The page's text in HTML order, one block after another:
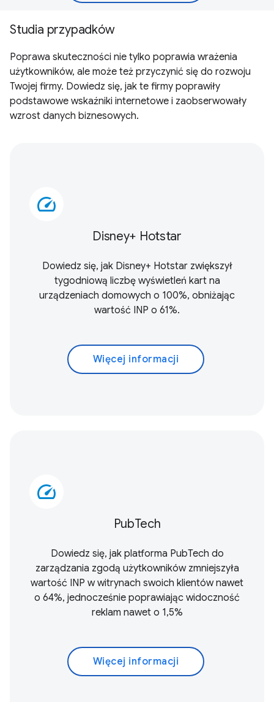
Studia przypadków
Poprawa skuteczności nie tylko poprawia wrażenia
użytkowników, ale może też przyczynić się do rozwoju
Twojej firmy. Dowiedz się, jak te firmy poprawiły
podstawowe wskaźniki internetowe i zaobserwowały
wzrost danych biznesowych.
speed
Disney+ Hotstar
Dowiedz się, jak Disney+ Hotstar zwiększył
tygodniową liczbę wyświetleń kart na
urządzeniach domowych o 100%, obniżając
wartość INP o 61%.
Więcej informacji
speed
PubTech
Dowiedz się, jak platforma PubTech do
zarządzania zgodą użytkowników zmniejszyła
wartość INP w witrynach swoich klientów nawet
o 64%, jednocześnie poprawiając widoczność
reklam nawet o 1,5%
Więcej informacji